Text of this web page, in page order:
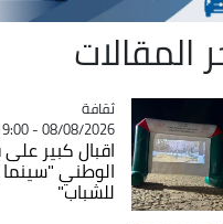
المقالات
Catégorie
ثقافة
08/08/2026 - 19:00
اقبال كبير على
الوطني
للشباب"